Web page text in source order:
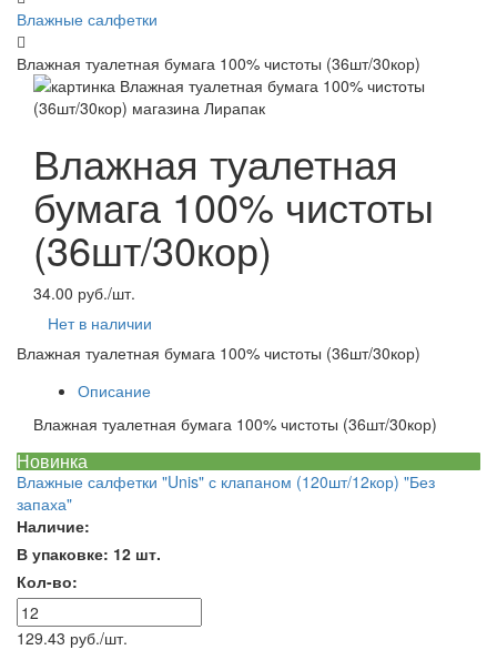
Влажные салфетки
Влажная туалетная бумага 100% чистоты (36шт/30кор)
Влажная туалетная
бумага 100% чистоты
(36шт/30кор)
34.00 руб./шт.
Нет в наличии
Влажная туалетная бумага 100% чистоты (36шт/30кор)
Описание
Влажная туалетная бумага 100% чистоты (36шт/30кор)
Новинка
Влажные салфетки "Unis" с клапаном (120шт/12кор) "Без
запаха"
Наличие:
В упаковке: 12 шт.
Кол-во:
129.43 руб./шт.